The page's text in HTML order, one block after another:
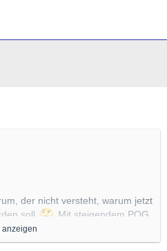
der nicht versteht, warum jetzt
soll
Mit steigendem POG
aber warum
Kaiserreich-Münzen
anzeigen